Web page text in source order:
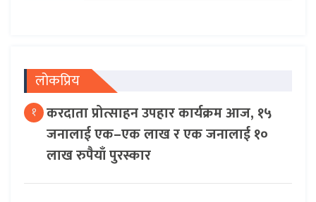
लोकप्रिय
१ करदाता प्रोत्साहन उपहार कार्यक्रम आज, १५
जनालाई एक–एक लाख र एक जनालाई १०
लाख रुपैयाँ पुरस्कार